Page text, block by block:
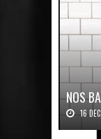
NOS
16
Nos